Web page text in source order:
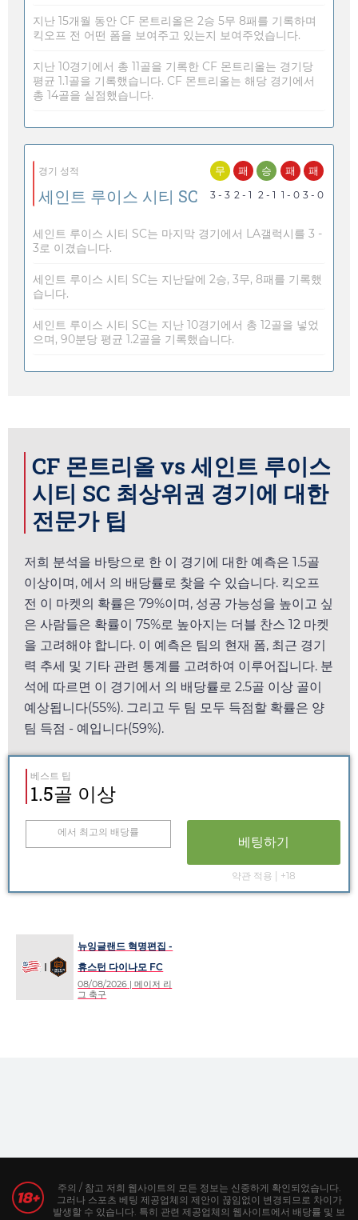
지난 15개월 동안 CF 몬트리올은 2승 5무 8패를 기록하며
킥오프 전 어떤 폼을 보여주고 있는지 보여주었습니다.
지난 10경기에서 총 11골을 기록한 CF 몬트리올는 경기당
평균 1.1골을 기록했습니다. CF 몬트리올는 해당 경기에서
총 14골을 실점했습니다.
경기 성적
세인트 루이스 시티 SC
무
3 - 3
패
2 - 1
승
2 - 1
패
1 - 0
패
3 - 0
세인트 루이스 시티 SC는 마지막 경기에서 LA갤럭시를 3 -
3로 이겼습니다.
세인트 루이스 시티 SC는 지난달에 2승, 3무, 8패를 기록했
습니다.
세인트 루이스 시티 SC는 지난 10경기에서 총 12골을 넣었
으며, 90분당 평균 1.2골을 기록했습니다.
CF 몬트리올 vs 세인트 루이스
시티 SC 최상위권 경기에 대한
전문가 팁
저희 분석을 바탕으로 한 이 경기에 대한 예측은 1.5골
이상이며, 에서 의 배당률로 찾을 수 있습니다. 킥오프
전 이 마켓의 확률은 79%이며, 성공 가능성을 높이고 싶
은 사람들은 확률이 75%로 높아지는 더블 찬스 12 마켓
을 고려해야 합니다. 이 예측은 팀의 현재 폼, 최근 경기
력 추세 및 기타 관련 통계를 고려하여 이루어집니다. 분
석에 따르면 이 경기에서 의 배당률로 2.5골 이상 골이
예상됩니다(55%). 그리고 두 팀 모두 득점할 확률은 양
팀 득점 - 예입니다(59%).
베스트 팁
1.5골 이상
에서 최고의 배당률
베팅하기
약관 적용 | +18
뉴잉글랜드 혁명편집 -
휴스턴 다이나모 FC
08/08/2026 | 메이저 리
그 축구
주의 / 참고 저희 웹사이트의 모든 정보는 신중하게 확인되었습니다.
그러나 스포츠 베팅 제공업체의 제안이 끊임없이 변경되므로 차이가
발생할 수 있습니다. 특히 관련 제공업체의 웹사이트에서 배당률 및 보